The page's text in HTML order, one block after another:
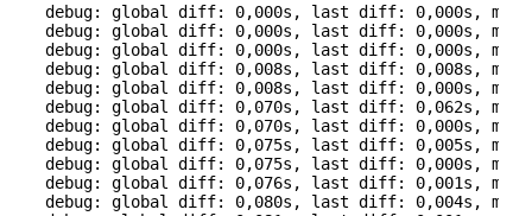
debug: global diff: 0,000s, last diff: 0,000s, mem:
debug: global diff: 0,000s, last diff: 0,000s, mem:
debug: global diff: 0,000s, last diff: 0,000s, mem:
debug: global diff: 0,008s, last diff: 0,008s, mem:
debug: global diff: 0,008s, last diff: 0,000s, mem:
debug: global diff: 0,070s, last diff: 0,062s, mem:
debug: global diff: 0,070s, last diff: 0,000s, mem:
debug: global diff: 0,075s, last diff: 0,005s, mem:
debug: global diff: 0,075s, last diff: 0,000s,
debug: global diff: 0,076s, last diff: 0,001s,
debug: global diff: 0,080s, last diff: 0,004s, mem: